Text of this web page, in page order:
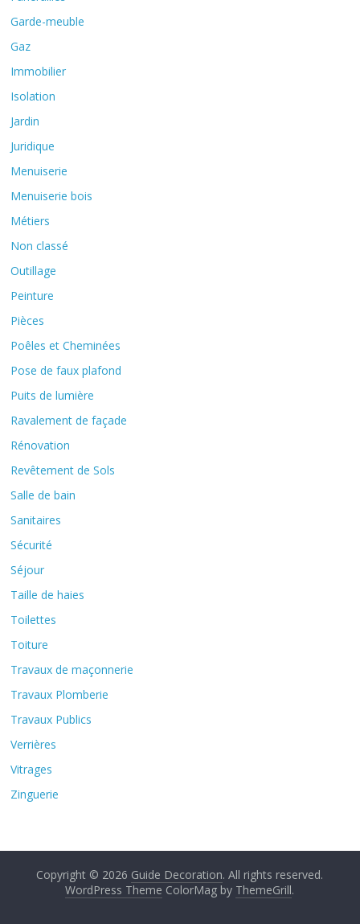
Garde-meuble
Gaz
Immobilier
Isolation
Jardin
Juridique
Menuiserie
Menuiserie bois
Métiers
Non classé
Outillage
Peinture
Pièces
Poêles et Cheminées
Pose de faux plafond
Puits de lumière
Ravalement de façade
Rénovation
Revêtement de Sols
Salle de bain
Sanitaires
Sécurité
Séjour
Taille de haies
Toilettes
Toiture
Travaux de maçonnerie
Travaux Plomberie
Travaux Publics
Verrières
Vitrages
Zinguerie
Copyright © 2026 Guide Decoration. All rights reserved.
WordPress Theme ColorMag by ThemeGrill.